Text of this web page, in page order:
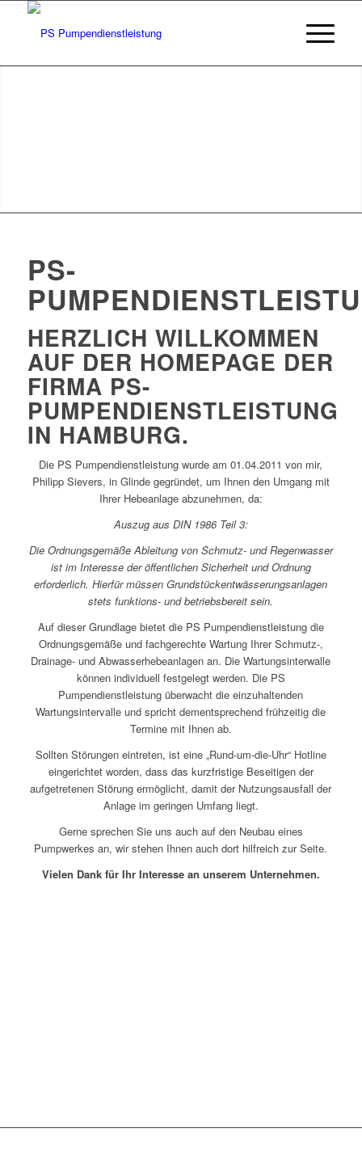
PS-
HERZLICH WILLKOMMEN
AUF DER HOMEPAGE DER
FIRMA PS-
PUMPENDIENSTLEISTUNG
IN HAMBURG.
Die PS Pumpendienstleistung wurde am 01.04.2011 von mir,
Philipp Sievers, in Glinde gegründet, um Ihnen den Umgang mit
Ihrer Hebeanlage abzunehmen, da:
Auszug aus DIN 1986 Teil 3:
Die Ordnungsgemäße Ableitung von Schmutz- und Regenwasser
ist im Interesse der öffentlichen Sicherheit und Ordnung
erforderlich. Hierfür müssen Grundstückentwässerungsanlagen
stets funktions- und betriebsbereit sein.
Auf dieser Grundlage bietet die PS Pumpendienstleistung die
Ordnungsgemäße und fachgerechte Wartung Ihrer Schmutz-,
Drainage- und Abwasserhebeanlagen an. Die Wartungsinterwalle
können individuell festgelegt werden. Die PS
Pumpendienstleistung überwacht die einzuhaltenden
Wartungsintervalle und spricht dementsprechend frühzeitig die
Termine mit Ihnen ab.
Sollten Störungen eintreten, ist eine „Rund-um-die-Uhr“ Hotline
eingerichtet worden, dass das kurzfristige Beseitigen der
aufgetretenen Störung ermöglicht, damit der Nutzungsausfall der
Anlage im geringen Umfang liegt.
Gerne sprechen Sie uns auch auf den Neubau eines
Pumpwerkes an, wir stehen Ihnen auch dort hilfreich zur Seite.
Vielen Dank für Ihr Interesse an unserem Unternehmen.